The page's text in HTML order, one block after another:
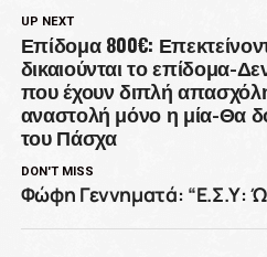
UP NEXT
Επίδομα 800€:
δικαιούνται το επίδομα-
που έχουν διπλή
αναστολή μόνο η μία-Θα
του Πάσχα
DON'T MISS
Φώφη Γεννηματά: “Ε.Σ.Υ: